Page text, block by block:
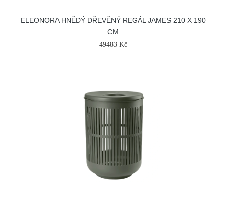
ELEONORA HNĚDÝ DŘEVĚNÝ REGÁL JAMES 210 X 190
CM
49483 Kč